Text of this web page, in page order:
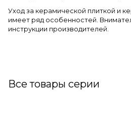
Уход за керамической плиткой и
имеет ряд особенностей.
инструкции производителей.
Все товары серии